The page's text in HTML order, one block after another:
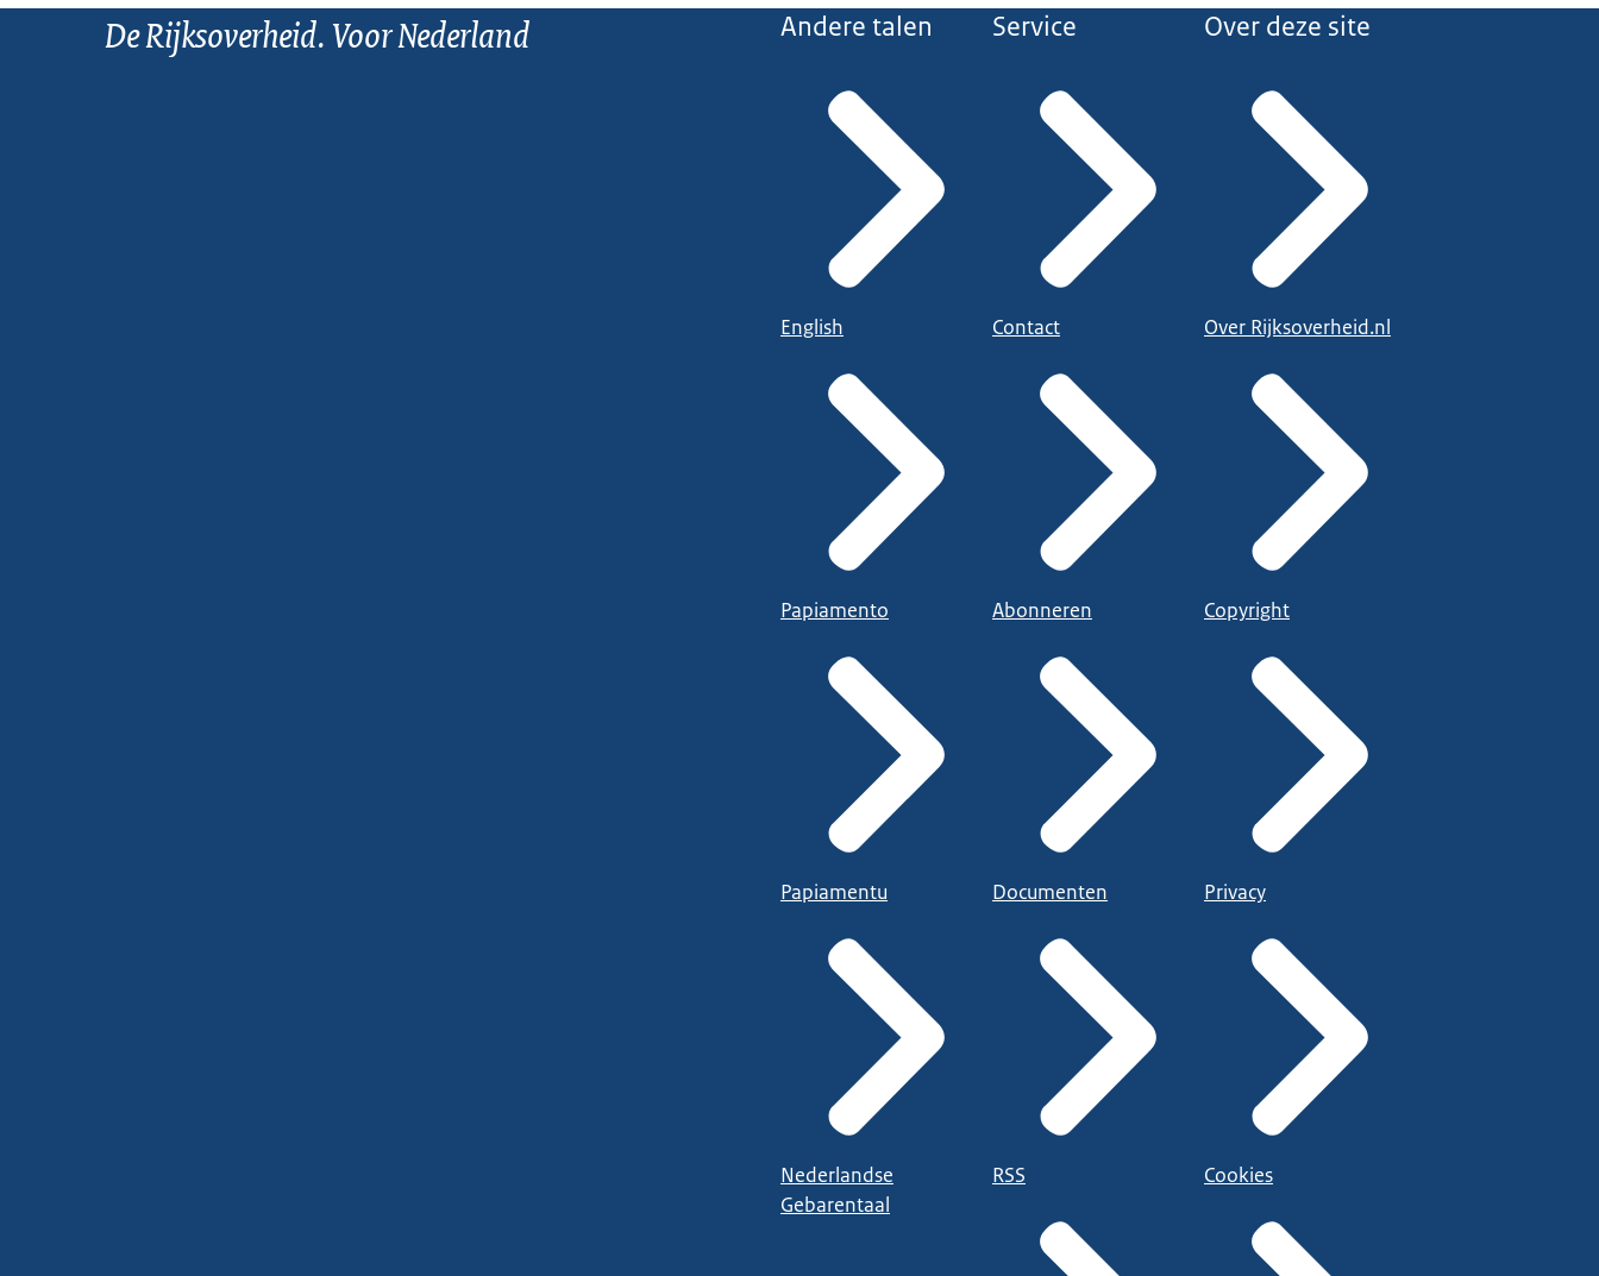
De Rijksoverheid. Voor Nederland Andere talen
English
Papiamento
Papiamentu
Nederlandse
Gebarentaal
Service
Contact
Abonneren
Documenten
RSS
Over deze site
Over Rijksoverheid.nl
Copyright
Privacy
Cookies